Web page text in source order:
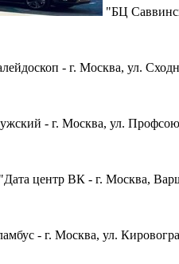
"БЦ
- г. Москва, ул.
- г. Москва, ул.
"Дата центр ВК - г. Москва,
- г. Москва, ул.